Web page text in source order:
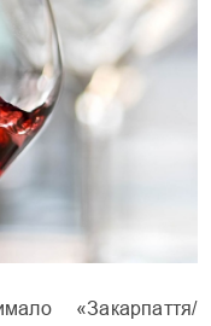
«Закарпаття/